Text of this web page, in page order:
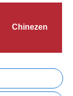
Chinezen